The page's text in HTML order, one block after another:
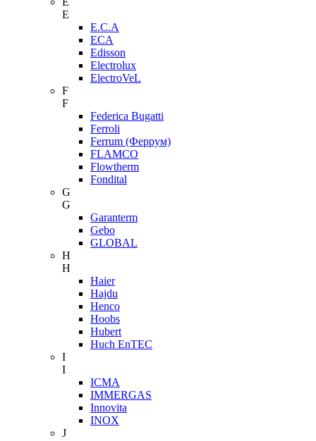
E
E.C.A
ECA
Edisson
Electrolux
ElectroVeL
F
F
Federica Bugatti
Ferroli
Ferrum (Феррум)
FLAMCO
Flowtherm
Fondital
G
G
Garanterm
Gebo
GLOBAL
H
H
Haier
Hajdu
Henco
Hoobs
Hubert
Huch EnTEC
I
I
ICMA
IMMERGAS
Innovita
INOX
J